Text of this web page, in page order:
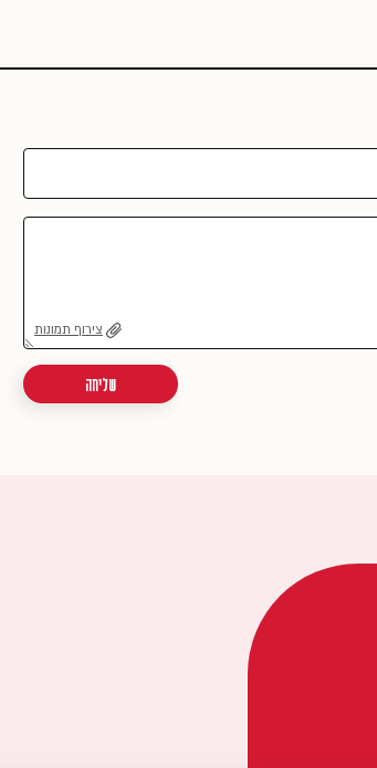
צירוף תמונות
שליחה